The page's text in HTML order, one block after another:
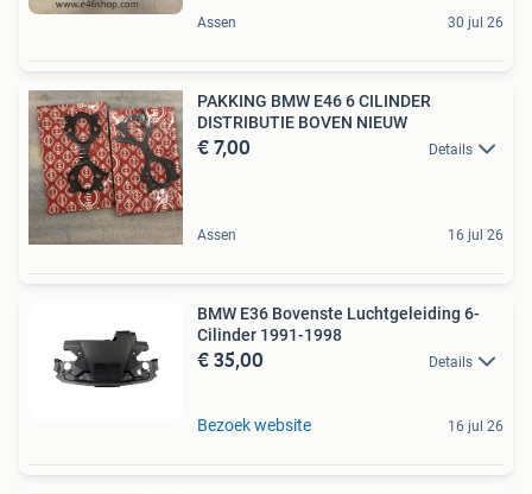
Assen 30 jul 26
PAKKING BMW E46 6 CILINDER
DISTRIBUTIE BOVEN NIEUW
€ 7,00 Details
Assen 16 jul 26
BMW E36 Bovenste Luchtgeleiding 6-
Cilinder 1991-1998
€ 35,00 Details
Bezoek website 16 jul 26